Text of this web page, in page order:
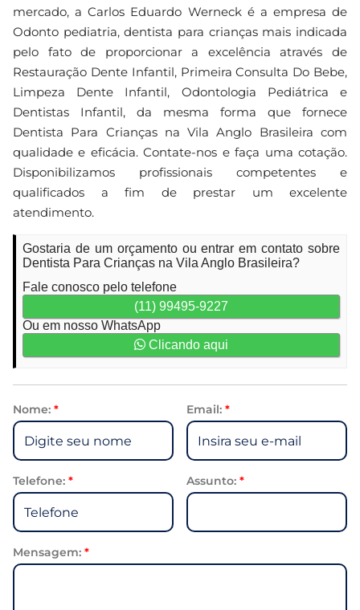
mercado, a Carlos Eduardo Werneck é a empresa de
Odonto pediatria, dentista para crianças mais indicada
pelo fato de proporcionar a excelência através de
Restauração Dente Infantil, Primeira Consulta Do Bebe,
Limpeza Dente Infantil, Odontologia Pediátrica e
Dentistas Infantil, da mesma forma que fornece
Dentista Para Crianças na Vila Anglo Brasileira com
qualidade e eficácia. Contate-nos e faça uma cotação.
Disponibilizamos profissionais competentes e
qualificados a fim de prestar um excelente
atendimento.
Gostaria de um orçamento ou entrar em contato sobre
Dentista Para Crianças na Vila Anglo Brasileira?
Fale conosco pelo telefone
(11) 99495-9227
Ou em nosso WhatsApp
Clicando aqui
Nome: * Email: *
Telefone: * Assunto: *
Mensagem: *